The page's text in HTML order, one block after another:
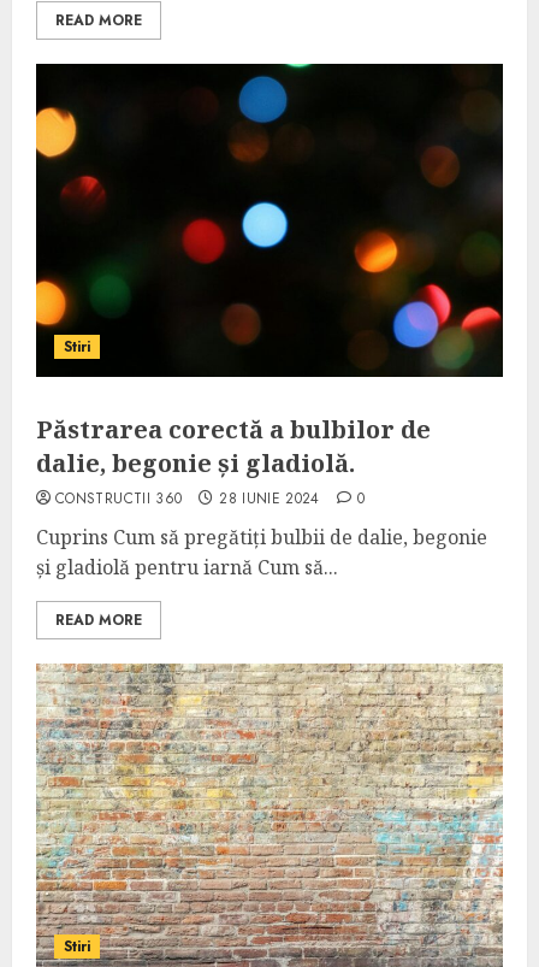
READ MORE
Stiri
Păstrarea corectă a bulbilor de
dalie, begonie și gladiolă.
CONSTRUCTII 360 28 IUNIE 2024 0
Cuprins Cum să pregătiți bulbii de dalie, begonie
și gladiolă pentru iarnă Cum să...
READ MORE
Stiri